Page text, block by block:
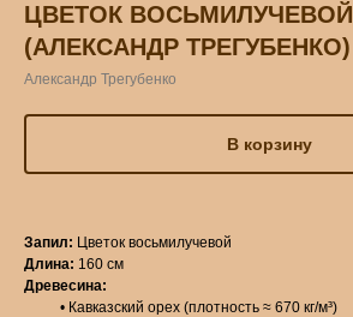
ЦВЕТОК ВОСЬМИЛУЧЕВОЙ
(АЛЕКСАНДР ТРЕГУБЕНКО)
Александр Трегубенко
В корзину
Запил: Цветок восьмилучевой
Длина: 160 см
Древесина:
• Кавказский орех (плотность ≈ 670 кг/м³)